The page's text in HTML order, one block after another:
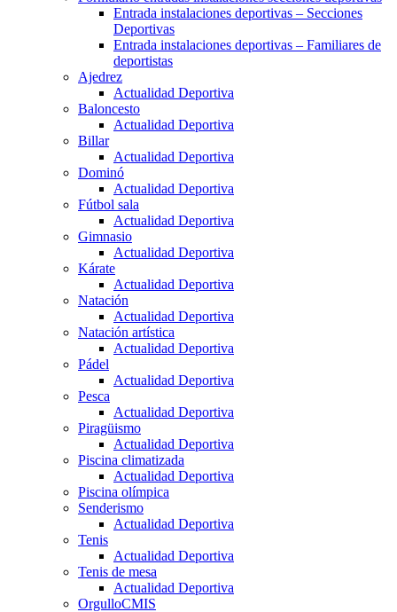
Entrada instalaciones deportivas – Secciones
Deportivas
Entrada instalaciones deportivas – Familiares de
deportistas
Ajedrez
Actualidad Deportiva
Baloncesto
Actualidad Deportiva
Billar
Actualidad Deportiva
Dominó
Actualidad Deportiva
Fútbol sala
Actualidad Deportiva
Gimnasio
Actualidad Deportiva
Kárate
Actualidad Deportiva
Natación
Actualidad Deportiva
Natación artística
Actualidad Deportiva
Pádel
Actualidad Deportiva
Pesca
Actualidad Deportiva
Piragüismo
Actualidad Deportiva
Piscina climatizada
Actualidad Deportiva
Piscina olímpica
Senderismo
Actualidad Deportiva
Tenis
Actualidad Deportiva
Tenis de mesa
Actualidad Deportiva
OrgulloCMIS